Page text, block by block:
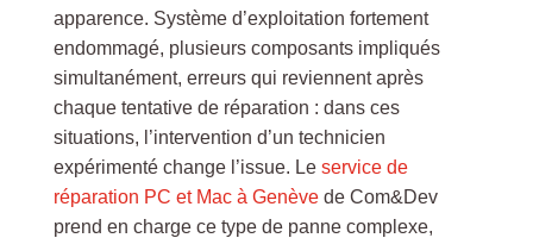
apparence. Système d’exploitation fortement
endommagé, plusieurs composants impliqués
simultanément, erreurs qui reviennent après
chaque tentative de réparation : dans ces
situations, l’intervention d’un technicien
expérimenté change l’issue. Le service de
réparation PC et Mac à Genèvede Com&Dev
prend en charge ce type de panne complexe,